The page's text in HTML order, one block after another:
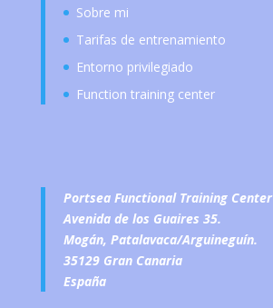
Sobre mi
Tarifas de entrenamiento
Entorno privilegiado
Function training center
Portsea Functional Training Center
Avenida de los Guaires 35.
Mogán, Patalavaca/Arguineguín.
35129 Gran Canaria
España